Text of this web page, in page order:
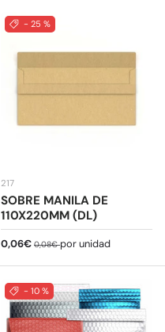
- 25 %
217
SOBRE MANILA DE
110X220MM (DL)
Precio de venta
0,06€ Precio normal
0,08€por unidad
- 10 %